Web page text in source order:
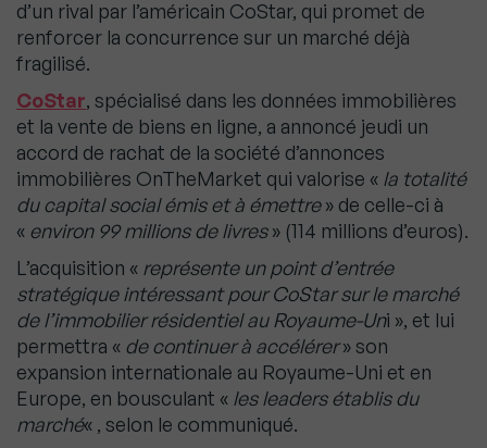
d’un rival par l’américain CoStar, qui promet de
renforcer la concurrence sur un marché déjà
fragilisé.
CoStar, spécialisé dans les données immobilières
et la vente de biens en ligne, a annoncé jeudi un
accord de rachat de la société d’annonces
immobilières OnTheMarket qui valorise « la totalité
du capital social émis et à émettre» de celle-ci à
« environ 99 millions de livres» (114 millions d’euros).
L’acquisition « représente un point d’entrée
stratégique intéressant pour CoStar sur le marché
de l’immobilier résidentiel au Royaume-Uni », et lui
permettra « de continuer à accélérer» son
expansion internationale au Royaume-Uni et en
Europe, en bousculant « les leaders établis du
marché« , selon le communiqué.